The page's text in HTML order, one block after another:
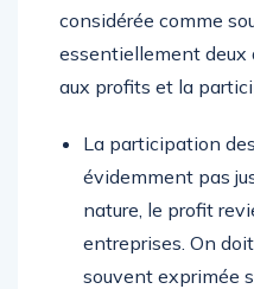
considérée comme
essentiellement
aux profits et la
La participation
évidemment pas
nature, le profit
entreprises. On
souvent exprimée